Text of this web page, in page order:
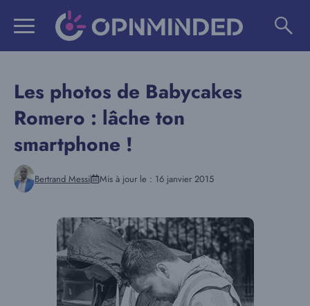
Les photos de Babycakes
Romero : lâche ton
smartphone !
Bertrand Messi Mis à jour le : 16 janvier 2015